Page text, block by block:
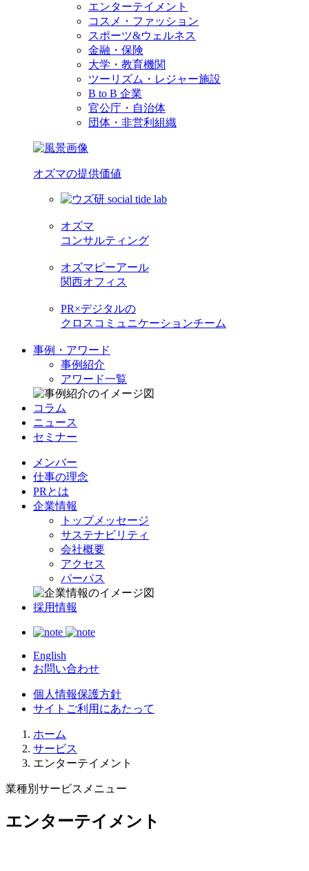
エンターテイメント
コスメ・ファッション
スポーツ&ウェルネス
金融・保険
大学・教育機関
ツーリズム・レジャー施設
B to B 企業
官公庁・自治体
団体・非営利組織
オズマの提供価値
オズマ
コンサルティング
オズマピーアール
関西オフィス
PR×デジタルの
クロスコミュニケーションチーム
事例・アワード
事例紹介
アワード一覧
コラム
ニュース
セミナー
メンバー
仕事の理念
PRとは
企業情報
トップメッセージ
サステナビリティ
会社概要
アクセス
パーパス
採用情報
English
お問い合わせ
個人情報保護方針
サイトご利用にあたって
ホーム
サービス
エンターテイメント
業種別サービスメニュー
エンターテイメント